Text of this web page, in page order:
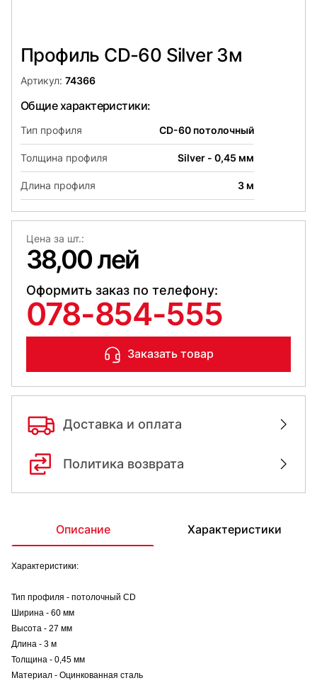
Профиль CD-60 Silver 3м
Артикул: 74366
Общие характеристики:
Тип профиля CD-60 потолочный
Толщина профиля Silver - 0,45 мм
Длина профиля 3 м
Цена за шт.:
38,00 лей
Оформить заказ по телефону:
078-854-555
Заказать товар
Доставка и оплата
Политика возврата
Описание Характеристики
Характеристики:
Тип профиля - потолочный СD
Ширина - 60 мм
Высота - 27 мм
Длина - 3 м
Толщина - 0,45 мм
Материал - Оцинкованная сталь